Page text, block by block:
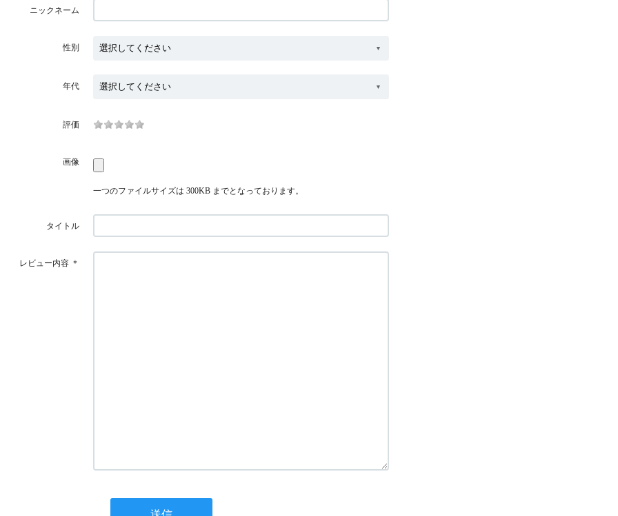
ニックネーム
性別
年代
評価
画像
一つのファイルサイズは 300KB までとなっております。
タイトル
レビュー内容 ＊